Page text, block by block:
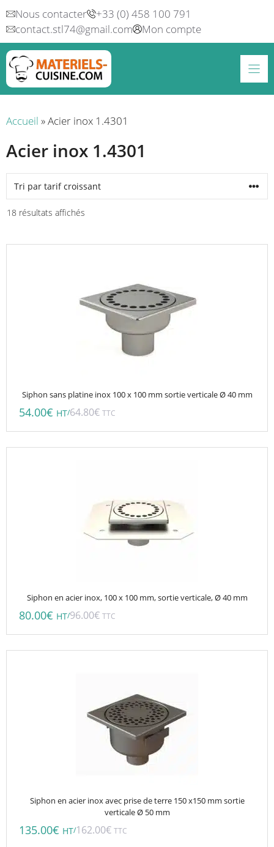
Aller
au
contenu
Nous contacter
+33 (0) 458 100 791
contact.stl74@gmail.com
Mon compte
Accueil »Acier inox 1.4301
Acier inox 1.4301
18 résultats affichés
Siphon sans platine inox 100 x 100 mm sortie verticale Ø 40 mm
54.00€ HT/64.80€ TTC
Siphon en acier inox, 100 x 100 mm, sortie verticale, Ø 40 mm
80.00€ HT/96.00€ TTC
Siphon en acier inox avec prise de terre 150 x150 mm sortie
verticale Ø 50 mm
135.00€ HT/162.00€ TTC